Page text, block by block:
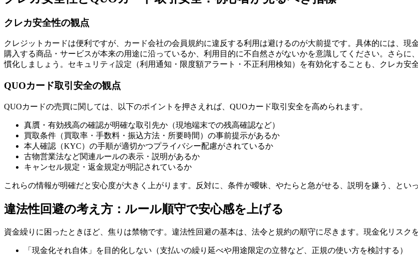
クレカ安全性の観点
クレジットカードは便利ですが、カード会社の会員規約に違反する利用は避けるのが大前提です。具体的には、現
購入する商品・サービスが本来の用途に沿っているか、利用目的に不自然さがないかを意識してください。さら
慣化しましょう。セキュリティ設定（利用通知・限度額アラート・不正利用検知）を有効化することも、クレカ安
QUOカード取引安全の観点
QUOカードの売買に関しては、以下のポイントを押さえれば、QUOカード取引安全を高められます。
真贋・有効残高の確認が明確な取引先か（現地端末での残高確認など）
買取条件（買取率・手数料・振込方法・所要時間）の事前提示があるか
本人確認（KYC）の手順が適切かつプライバシー配慮がされているか
古物営業法など関連ルールの表示・説明があるか
キャンセル規定・返金規定が明記されているか
これらの情報が明確だと安心度が大きく上がります。反対に、条件が曖昧、やたらと急がせる、説明を嫌う、とい
違法性回避の考え方：ルール順守で安心感を上げる
資金繰りに困ったときほど、焦りは禁物です。違法性回避の基本は、法令と規約の順守に尽きます。現金化リスク
「現金化それ自体」を目的化しない（支払いの繰り延べや用途限定の立替など、正規の使い方を検討する）